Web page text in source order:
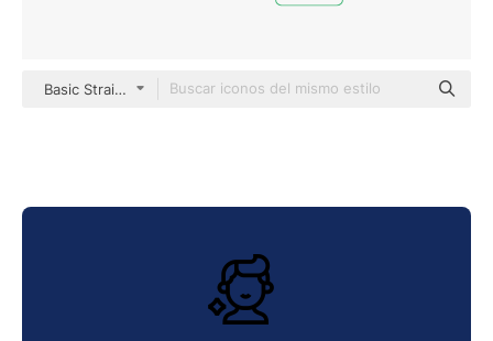
Basic Straight Lineal